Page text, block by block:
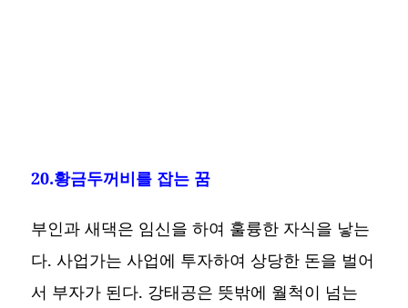
20.황금두꺼비를 잡는 꿈
부인과 새댁은 임신을 하여 훌륭한 자식을 낳는
다. 사업가는 사업에 투자하여 상당한 돈을 벌어
서 부자가 된다. 강태공은 뜻밖에 월척이 넘는